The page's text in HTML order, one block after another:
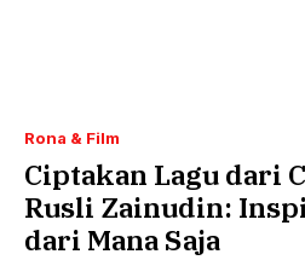
Rona & Film
Ciptakan Lagu dari
Rusli Zainudin:
dari Mana Saja